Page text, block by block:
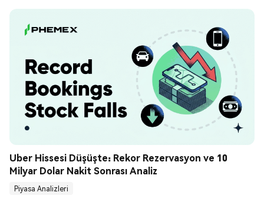
Uber Hissesi Düşüşte: Rekor Rezervasyon ve 10
Milyar Dolar Nakit Sonrası Analiz
Piyasa Analizleri